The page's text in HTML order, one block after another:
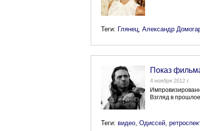
Теги: Глянец, Александр
Показ
4 ноября 2012 г.
Взгляд в
Теги: видео, Одиссей,